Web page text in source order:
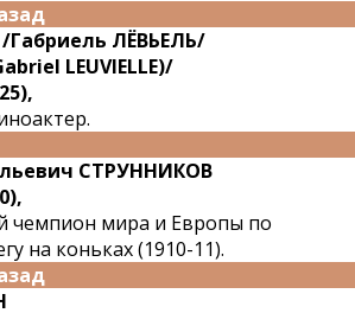
ЛЁВЬЕЛЬ/
LEUVIELLE)/
СТРУННИКОВ
чемпион мира и Европы по
на коньках (1910-11).